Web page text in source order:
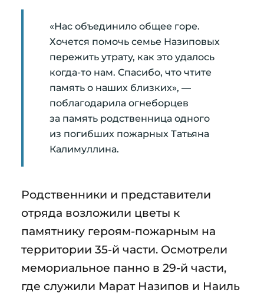
«Нас объединило общее горе.
Хочется помочь семье Назиповых
пережить утрату, как это удалось
когда-то нам. Спасибо, что чтите
память о наших близких», —
поблагодарила огнеборцев
за память родственница одного
из погибших пожарных Татьяна
Калимуллина.
Родственники и представители
отряда возложили цветы к
памятнику героям-пожарным на
территории 35-й части. Осмотрели
мемориальное панно в 29-й части,
где служили Марат Назипов и Наиль